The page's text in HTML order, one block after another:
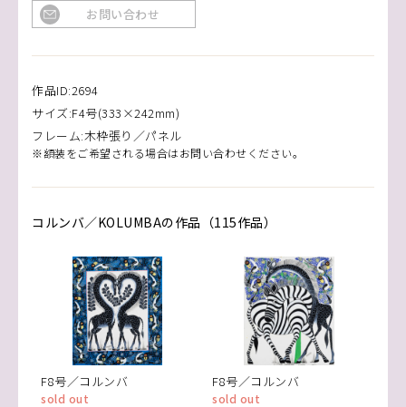
お問い合わせ
作品ID:2694
サイズ:F4号(333×242mm)
フレーム:木枠張り／パネル
※額装をご希望される場合はお問い合わせください。
コルンバ／KOLUMBAの作品（115作品）
F8号／コルンバ
sold out
F8号／コルンバ
sold out